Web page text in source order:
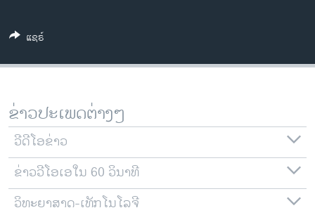
ພາສາອັງກິດ
ລາຍການກະຈາຍສຽງ
ລາຍງານ
ຕິດຕາມພວກເຮົາ ທີ່
ພາສາຕ່າງໆ
ແຊຣ໌
ຂ່າວປະເພດຕ່າງໆ
ວີດີໂອຂ່າວ
ຂ່າວວີໂອເອໃນ 60 ວິນາທີ
ວິທະຍາສາດ-ເທັກໂນໂລຈີ